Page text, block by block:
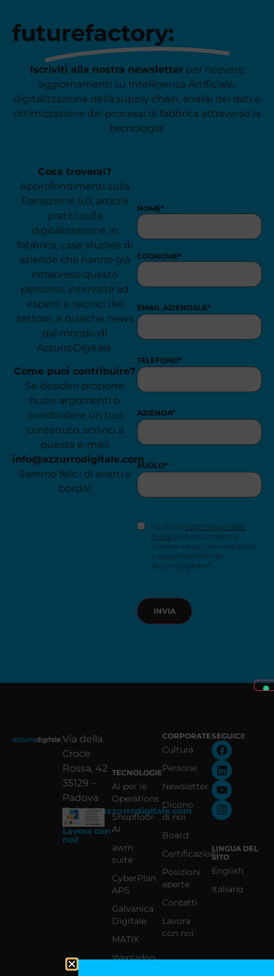
futurefactory:
Iscriviti alla nostra newsletter per ricevere
aggiornamenti su Intelligenza Artificiale,
digitalizzazione della supply chain, analisi dei dati e
ottimizzazione dei processi di fabbrica attraverso la
tecnologia!
Cosa troverai?
Approfondimenti sulla
Transizione 5.0, articoli
pratici sulla
digitalizzazione in
fabbrica, case studies di
aziende che hanno già
intrapreso questo
percorso, interviste ad
esperti e tecnici del
settore, e qualche news
dal mondo di
AzzurroDigitale.
Come puoi contribuire?
Se desideri proporre
nuovi argomenti o
condividere un tuo
contenuto, scrivici a
questa e-mail:
info@azzurrodigitale.com
Saremo felici di averti a
bordo!
NOME*
COGNOME*
EMAIL AZIENDALE*
TELEFONO*
AZIENDA*
RUOLO*
CONSENSO
NEWSLETTER *
Ho letto l'Informativa della
Privacy ed acconsento a
ricevere news, comunicazioni
e aggiornamenti da
AzzurroDigitale.*
Via della
Croce
Rossa, 42
35129 –
Padova
info@azzurrodigitale.com
Lavora con
noi!
TECNOLOGIE
AI per le
Operations
Shopfloor
AI
awm
suite
CyberPlan
APS
Galvanica
Digitale
MATIX
Wepladoo
CORPORATE
Cultura
Persone
Newsletter
Dicono
di noi
Board
Certificazioni
Posizioni
aperte
Contatti
Lavora
con noi
SEGUICI!
LINGUA DEL
SITO
English
Italiano